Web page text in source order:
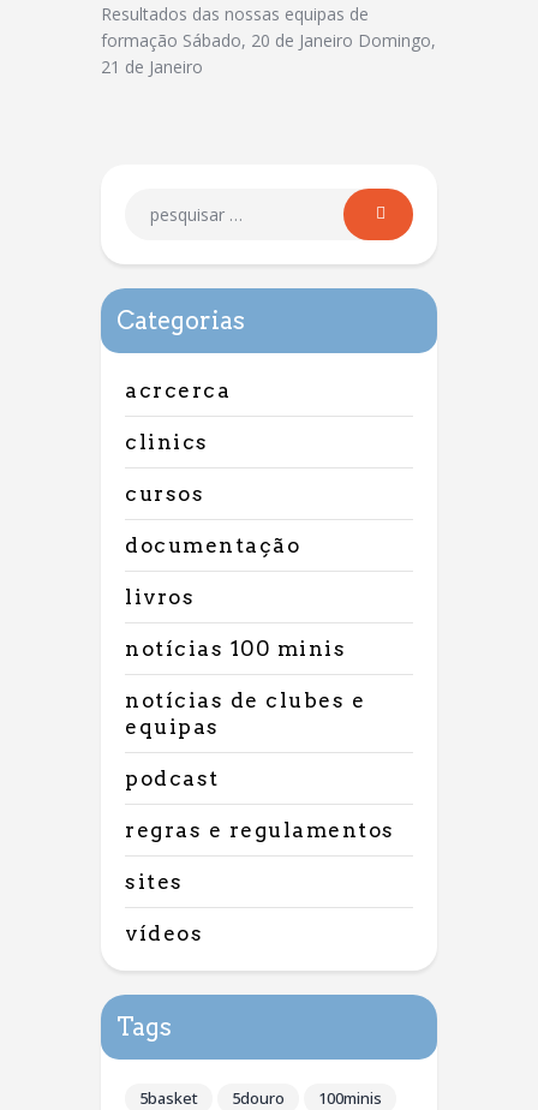
Resultados das nossas equipas de
formação Sábado, 20 de Janeiro Domingo,
21 de Janeiro
Categorias
acrcerca
clinics
cursos
documentação
livros
notícias 100 minis
notícias de clubes e
equipas
podcast
regras e regulamentos
sites
vídeos
Tags
5basket 5douro
100minis